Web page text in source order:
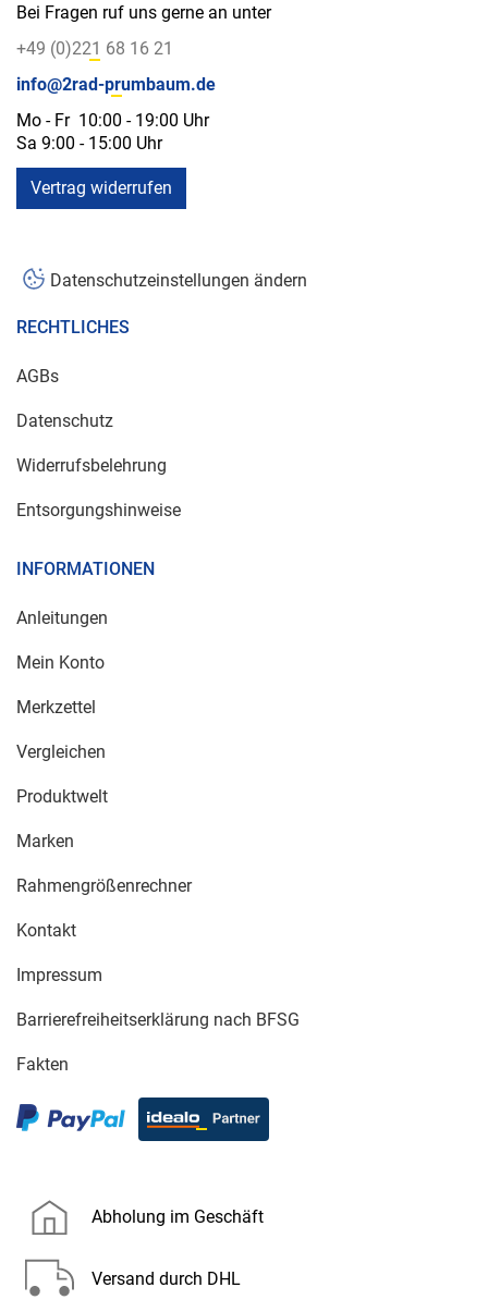
Bei Fragen ruf uns gerne an unter
+49 (0)221 68 16 21
info@2rad-prumbaum.de
Mo - Fr 10:00 - 19:00 Uhr
Sa 9:00 - 15:00 Uhr
Vertrag widerrufen
Datenschutzeinstellungen ändern
RECHTLICHES
AGBs
Datenschutz
Widerrufsbelehrung
Entsorgungshinweise
INFORMATIONEN
Anleitungen
Mein Konto
Merkzettel
Vergleichen
Produktwelt
Marken
Rahmengrößenrechner
Kontakt
Impressum
Barrierefreiheitserklärung nach BFSG
Fakten
Abholung im Geschäft
Versand durch DHL